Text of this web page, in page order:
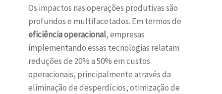
Os impactos nas operações produtivas são
profundos e multifacetados. Em termos de
eficiência operacional, empresas
implementando essas tecnologias relatam
reduções de 20% a 50% em custos
operacionais, principalmente através da
eliminação de desperdícios, otimização de